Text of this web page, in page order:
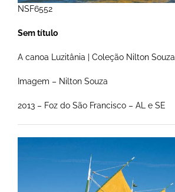
NSF6552
Sem título
A canoa Luzitânia | Coleção Nilton Souza
Imagem – Nilton Souza
2013 – Foz do São Francisco – AL e SE